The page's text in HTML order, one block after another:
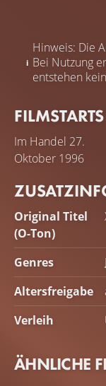
Hinweis: Die
Bei Nutzung
entstehen
FILMSTARTS
Im Handel 27.
Oktober 1996
Original Titel
(O-Ton)
Genres
Altersfreigabe
Verleih
ÄHNLICHE